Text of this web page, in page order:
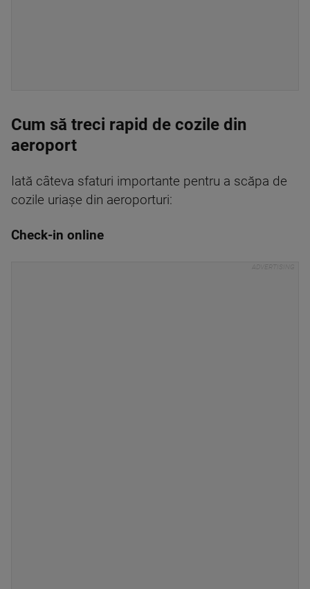
Cum să treci rapid de cozile din
aeroport
Iată câteva sfaturi importante pentru a scăpa de
cozile uriașe din aeroporturi:
Check-in online